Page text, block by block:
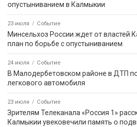
опустыниванием в Калмыкии
23 июля Событие
Минсельхоз России ждет от властей
план по борьбе с опустыниванием
24 июля Событие
В Малодербетовском районе в ДТП
легкового автомобиля
23 июля Событие
Зрителям Телеканала «Россия 1»
Калмыкии увековечили память о